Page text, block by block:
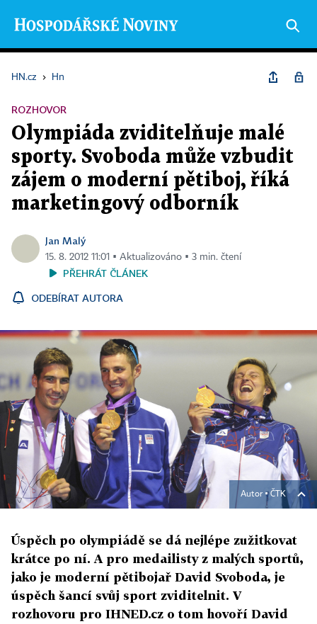
HN.cz › Hn
ROZHOVOR
Olympiáda zviditelňuje malé
sporty. Svoboda může vzbudit
zájem o moderní pětiboj, říká
marketingový odborník
Jan Malý
15. 8. 2012 11:01 ▪ Aktualizováno ▪ 3 min. čtení
PŘEHRÁT ČLÁNEK
ODEBÍRAT AUTORA
Autor ▪ČTK
Úspěch po olympiádě se dá nejlépe zužitkovat
krátce po ní. A pro medailisty z malých sportů,
jako je moderní pětibojař David Svoboda, je
úspěch šancí svůj sport zviditelnit. V
rozhovoru pro IHNED.cz o tom hovoří David